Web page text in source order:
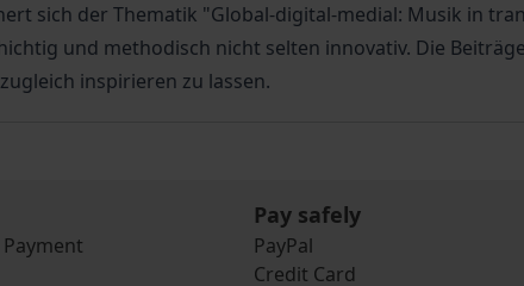
sich der Thematik "Global-digital-medial: Musik in
und methodisch nicht selten innovativ. Die
inspirieren zu lassen.
Pay safely
PayPal
Credit Card